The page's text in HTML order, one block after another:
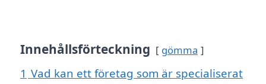
Innehållsförteckning gömma
1 Vad kan ett företag som är specialiserat